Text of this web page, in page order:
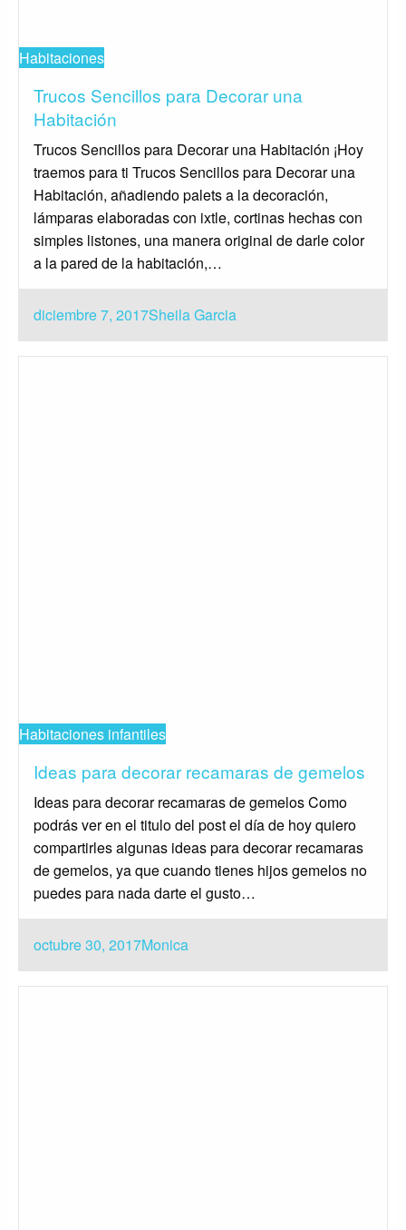
Habitaciones
Trucos Sencillos para Decorar una
Habitación
Trucos Sencillos para Decorar una Habitación ¡Hoy
traemos para ti Trucos Sencillos para Decorar una
Habitación, añadiendo palets a la decoración,
lámparas elaboradas con ixtle, cortinas hechas con
simples listones, una manera original de darle color
a la pared de la habitación,…
Publicado
el
diciembre 7, 2017Sheila Garcia
Habitaciones infantiles
Ideas para decorar recamaras de gemelos
Ideas para decorar recamaras de gemelos Como
podrás ver en el titulo del post el día de hoy quiero
compartirles algunas ideas para decorar recamaras
de gemelos, ya que cuando tienes hijos gemelos no
puedes para nada darte el gusto…
Publicado
el
octubre 30, 2017Monica